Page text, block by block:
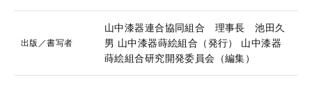
出版／書写者
山中漆器連合協同組合 理事長 池田久
男 山中漆器蒔絵組合（発行）
山中漆器
蒔絵組合研究開発委員会（編集）